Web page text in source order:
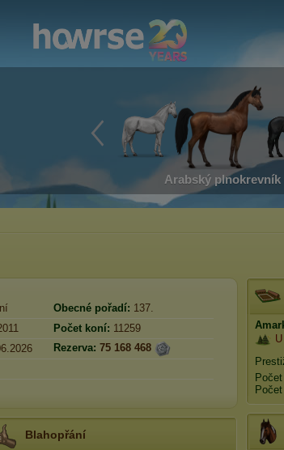
Arabský plnokrevník
Obecné pořadí: 137.
Počet koní: 11259
Rezerva: 75 168 468
Blahopřání